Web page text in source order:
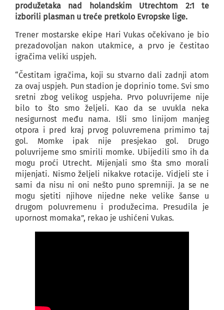
produžetaka nad holandskim Utrechtom 2:1 te
izborili plasman u treće pretkolo Evropske lige.
Trener mostarske ekipe Hari Vukas očekivano je bio
prezadovoljan nakon utakmice, a prvo je čestitao
igračima veliki uspjeh.
“Čestitam igračima, koji su stvarno dali zadnji atom
za ovaj uspjeh. Pun stadion je doprinio tome. Svi smo
sretni zbog velikog uspjeha. Prvo poluvrijeme nije
bilo to što smo željeli. Kao da se uvukla neka
nesigurnost među nama. Išli smo linijom manjeg
otpora i pred kraj prvog poluvremena primimo taj
gol. Momke ipak nije presjekao gol. Drugo
poluvrijeme smo smirili momke. Ubijedili smo ih da
mogu proći Utrecht. Mijenjali smo šta smo morali
mijenjati. Nismo željeli nikakve rotacije. Vidjeli ste i
sami da nisu ni oni nešto puno spremniji. Ja se ne
mogu sjetiti njihove nijedne neke velike šanse u
drugom poluvremenu i produžecima. Presudila je
upornost momaka”, rekao je ushićeni Vukas.